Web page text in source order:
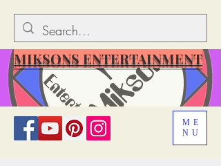
ME
NU
MIKSONS ENTERTAINMENT